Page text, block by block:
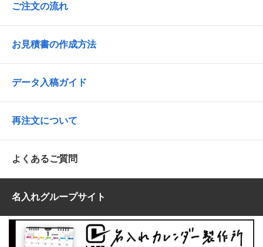
ご注文の流れ
お見積書の作成方法
データ入稿ガイド
再注文について
よくあるご質問
名入れグループサイト